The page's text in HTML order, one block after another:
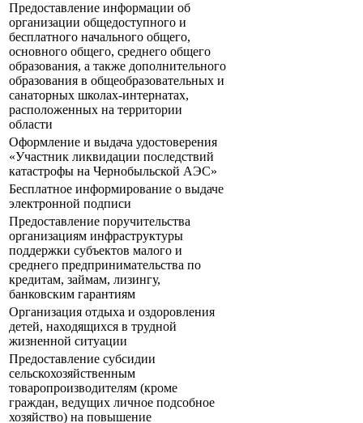
Предоставление информации об
организации общедоступного и
бесплатного начального общего,
основного общего, среднего общего
образования, а также дополнительного
образования в общеобразовательных и
санаторных школах-интернатах,
расположенных на территории
области
Оформление и выдача удостоверения
«Участник ликвидации последствий
катастрофы на Чернобыльской АЭС»
Бесплатное информирование о выдаче
электронной подписи
Предоставление поручительства
организациям инфраструктуры
поддержки субъектов малого и
среднего предпринимательства по
кредитам, займам, лизингу,
банковским гарантиям
Организация отдыха и оздоровления
детей, находящихся в трудной
жизненной ситуации
Предоставление субсидии
сельскохозяйственным
товаропроизводителям (кроме
граждан, ведущих личное подсобное
хозяйство) на повышение